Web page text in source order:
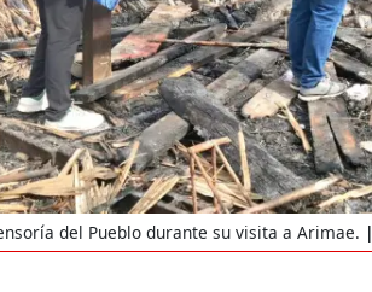
del Pueblo durante su visita a Arimae.
Un
7,1
julio
al